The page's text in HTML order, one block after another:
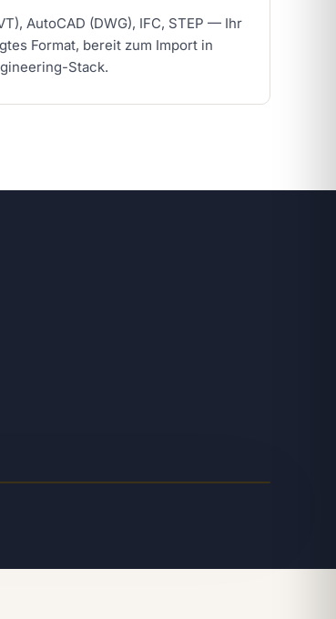
AutoCAD (DWG), IFC, STEP — Ihr
Format, bereit zum Import in
Stack.